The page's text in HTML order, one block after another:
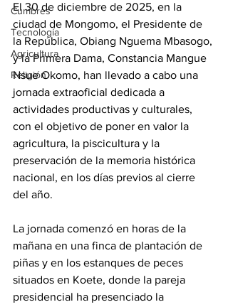
Cumbres
Tecnología
Agricultura
Religión
El 30 de diciembre de 2025, en la
ciudad de Mongomo, el Presidente de
la República, Obiang Nguema Mbasogo,
y la Primera Dama, Constancia Mangue
Nsue Okomo, han llevado a cabo una
jornada extraoficial dedicada a
actividades productivas y culturales,
con el objetivo de poner en valor la
agricultura, la piscicultura y la
preservación de la memoria histórica
nacional, en los días previos al cierre
del año.
La jornada comenzó en horas de la
mañana en una finca de plantación de
piñas y en los estanques de peces
situados en Koete, donde la pareja
presidencial ha presenciado la